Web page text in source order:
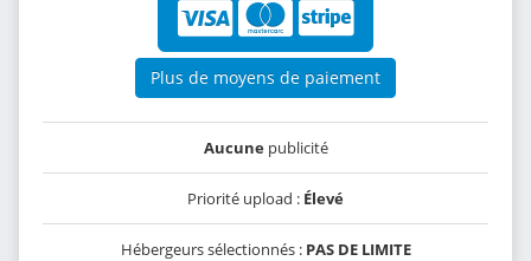
Plus de moyens de paiement
Aucunepublicité
Priorité upload : Élevé
Hébergeurs sélectionnés : PAS DE LIMITE